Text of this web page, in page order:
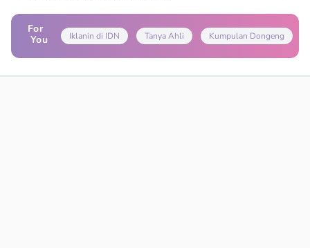
For
You
Iklanin di IDN Tanya Ahli Kumpulan Dongeng